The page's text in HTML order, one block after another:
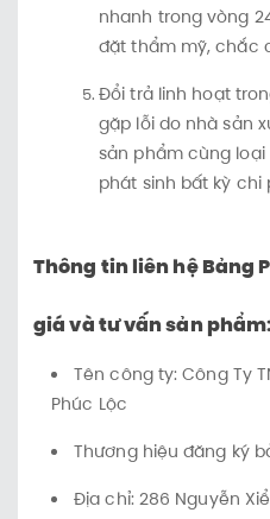
nhanh trong vòng
đặt thẩm mỹ, chắc
Đổi trả linh hoạt
gặp lỗi do nhà sản
sản phẩm cùng
phát sinh bất kỳ chi
Thông tin liên hệ Bảng
giá và tư vấn sản
Tên công ty: Công Ty
Phúc Lộc
Thương hiệu đăng ký
Địa chỉ: 286 Nguyễn